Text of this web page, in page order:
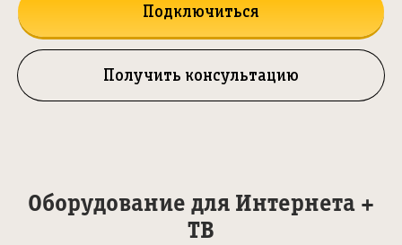
Подключиться
Получить консультацию
Оборудование для Интернета +
ТВ